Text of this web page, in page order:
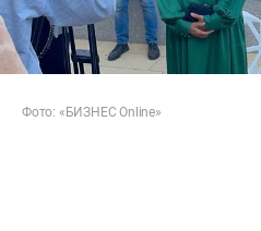
Фото: «БИЗНЕС Online»